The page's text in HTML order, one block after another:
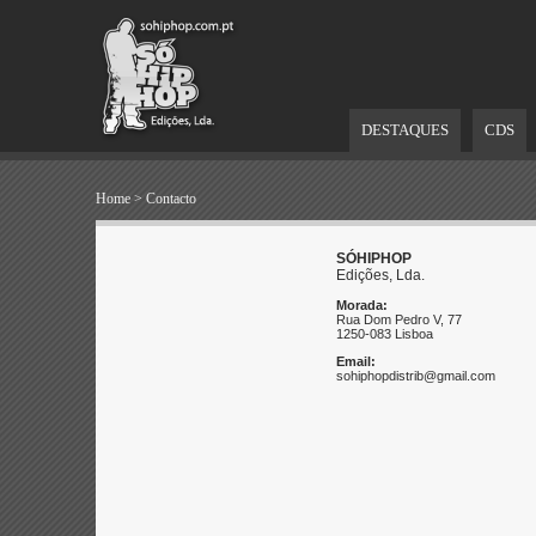
DESTAQUES CDS
Home > Contacto
SÓHIPHOP
Edições, Lda.
Morada:
Rua Dom Pedro V, 77
1250-083 Lisboa
Email:
sohiphopdistrib@gmail.com